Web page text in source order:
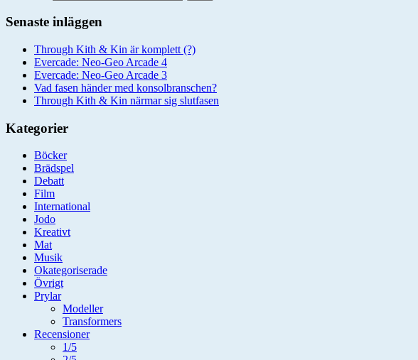
Senaste inläggen
Through Kith & Kin är komplett (?)
Evercade: Neo-Geo Arcade 4
Evercade: Neo-Geo Arcade 3
Vad fasen händer med konsolbranschen?
Through Kith & Kin närmar sig slutfasen
Kategorier
Böcker
Brädspel
Debatt
Film
International
Jodo
Kreativt
Mat
Musik
Okategoriserade
Övrigt
Prylar
Modeller
Transformers
Recensioner
1/5